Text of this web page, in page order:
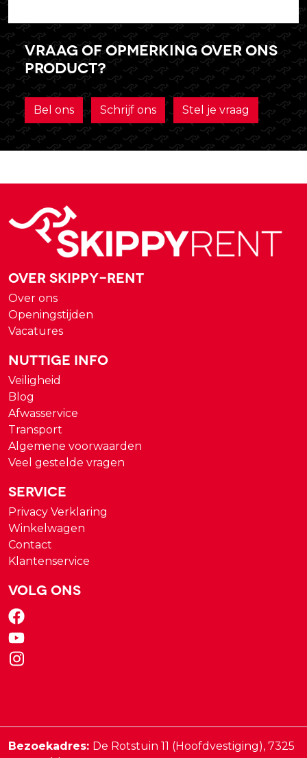
Vraag of opmerking over ons
product?
Bel ons Schrijf ons Stel je vraag
Over Skippy-rent
Over ons
Openingstijden
Vacatures
Nuttige Info
Veiligheid
Blog
Afwasservice
Transport
Algemene voorwaarden
Veel gestelde vragen
Service
Privacy Verklaring
Winkelwagen
Contact
Klantenservice
Volg ons
Bezoekadres: De Rotstuin 11 (Hoofdvestiging), 7325